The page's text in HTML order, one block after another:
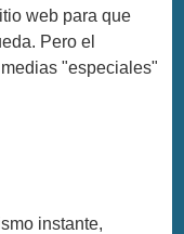
web para que
Pero el
"especiales"
instante,